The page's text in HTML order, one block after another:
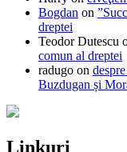
Bogdan on
dreptei
Teodor Dutescu
comun al dreptei
radugo on
Buzdugan și
Linkuri